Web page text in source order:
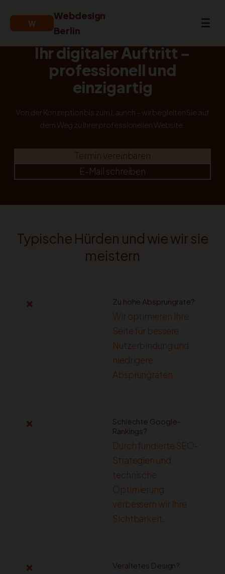
W
Webdesign
Berlin
☰
IHR PARTNER FÜR ONLINE-ERFOLG
Ihr digitaler Auftritt –
professionell und
einzigartig
Von der Konzeption bis zum Launch – wir begleiten Sie auf
dem Weg zu Ihrer professionellen Website.
Termin vereinbaren
E-Mail schreiben
Typische Hürden und wie wir sie
meistern
❌ Zu hohe Absprungrate?
Wir optimieren Ihre
Seite für bessere
Nutzerbindung und
niedrigere
Absprungraten.
❌
Schlechte Google-
Rankings?
Durch fundierte SEO-
Strategien und
technische
Optimierung
verbessern wir Ihre
Sichtbarkeit.
❌ Veraltetes Design?